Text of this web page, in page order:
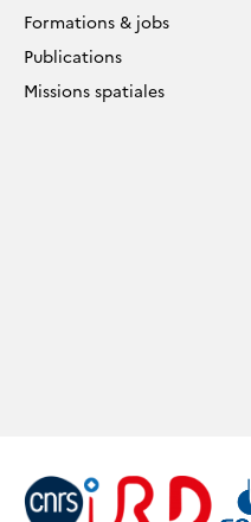
Formations & jobs
Publications
Missions spatiales